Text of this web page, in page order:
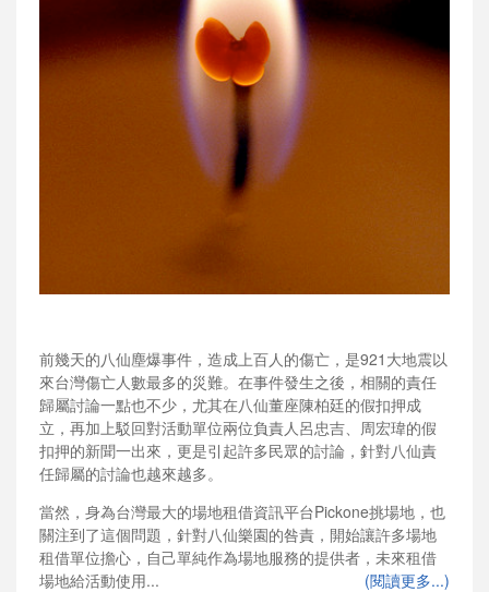
前幾天的八仙塵爆事件，造成上百人的傷亡，是921大地震以
來台灣傷亡人數最多的災難。在事件發生之後，相關的責任
歸屬討論一點也不少，尤其在八仙董座陳柏廷的假扣押成
立，再加上駁回對活動單位兩位負責人呂忠吉、周宏瑋的假
扣押的新聞一出來，更是引起許多民眾的討論，針對八仙責
任歸屬的討論也越來越多。
當然，身為台灣最大的場地租借資訊平台Pickone挑場地，也
關注到了這個問題，針對八仙樂園的咎責，開始讓許多場地
租借單位擔心，自己單純作為場地服務的提供者，未來租借
場地給活動使用...
(閱讀更多...)